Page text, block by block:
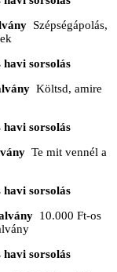
Szépségápolás,
havi sorsolás
Költsd, amire
havi sorsolás
Te mit vennél a
havi sorsolás
10.000 Ft-os
havi sorsolás